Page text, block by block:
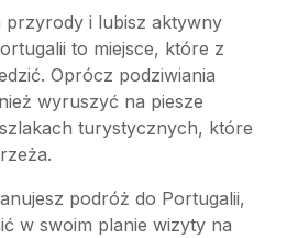
przyrody i lubisz aktywny
to miejsce, które z
Oprócz podziwiania
wyruszyć na piesze
turystycznych, które
podróż do Portugalii,
w swoim planie wizyty na